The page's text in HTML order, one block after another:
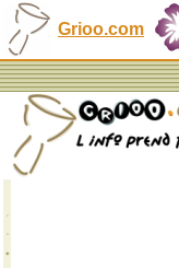
Grioo.com